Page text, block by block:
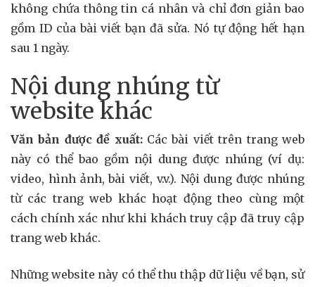
không chứa thông tin cá nhân và chỉ đơn giản bao
gồm ID của bài viết bạn đã sửa. Nó tự động hết hạn
sau 1 ngày.
Nội dung nhúng từ
website khác
Văn bản được đề xuất: Các bài viết trên trang web
này có thể bao gồm nội dung được nhúng (ví dụ:
video, hình ảnh, bài viết, v.v.). Nội dung được nhúng
từ các trang web khác hoạt động theo cùng một
cách chính xác như khi khách truy cập đã truy cập
trang web khác.
Những website này có thể thu thập dữ liệu về bạn, sử